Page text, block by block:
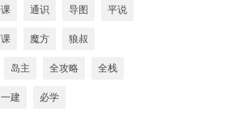
通识 导图 平说
魔方 狼叔
岛主 全攻略 全栈
一建 必学